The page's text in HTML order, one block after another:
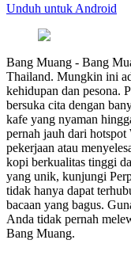
Unduh untuk Android
Bang Muang - Bang
Thailand. Mungkin ini
kehidupan dan pesona.
bersuka cita dengan
kafe yang nyaman
pernah jauh dari
pekerjaan atau
kopi berkualitas tinggi
yang unik, kunjungi
tidak hanya dapat
bacaan yang bagus.
Anda tidak pernah
Bang Muang.